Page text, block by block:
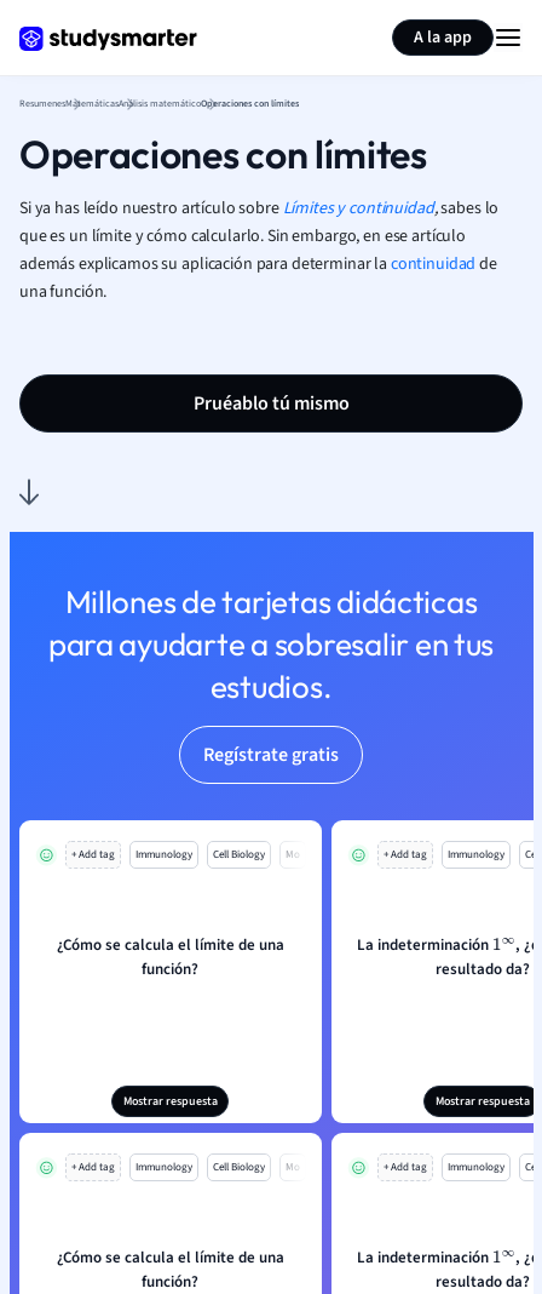
A la app
ResumenesMatemáticasAnálisis matemáticoOperaciones con límites
Operaciones con límites
Si ya has leído nuestro artículo sobre Límites y continuidad,sabes lo
que es un límite y cómo calcularlo. Sin embargo, en ese artículo
además explicamos su aplicación para determinar la continuidad de
una función.
Pruéablo tú mismo
Millones de tarjetas didácticas
para ayudarte a sobresalir en tus
estudios.
Regístrate gratis
+ Add tag Immunology Cell Biology Mo
¿Cómo se calcula el límite de una
función?
Mostrar respuesta
+ Add tag Immunology
La indeterminación 1∞,
resultado da?
Mostrar respuesta
+ Add tag Immunology Cell Biology Mo
¿Cómo se calcula el límite de una
función?
+ Add tag Immunology
La indeterminación 1∞,
resultado da?
Resumir página